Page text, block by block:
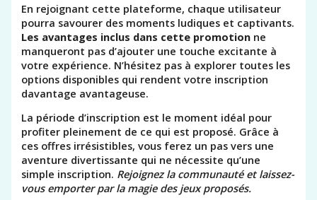
En rejoignant cette plateforme, chaque utilisateur
pourra savourer des moments ludiques et captivants.
Les avantages inclus dans cette promotion ne
manqueront pas d’ajouter une touche excitante à
votre expérience. N’hésitez pas à explorer toutes les
options disponibles qui rendent votre inscription
davantage avantageuse.
La période d’inscription est le moment idéal pour
profiter pleinement de ce qui est proposé. Grâce à
ces offres irrésistibles, vous ferez un pas vers une
aventure divertissante qui ne nécessite qu’une
simple inscription. Rejoignez la communauté et laissez-
vous emporter par la magie des jeux proposés.